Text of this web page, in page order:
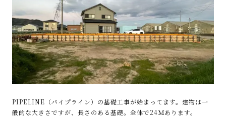
PIPELINE（パイプライン）の基礎工事が始まってます。建物は一
般的な大きさですが、長さのある基礎。全体で24Ｍあります。